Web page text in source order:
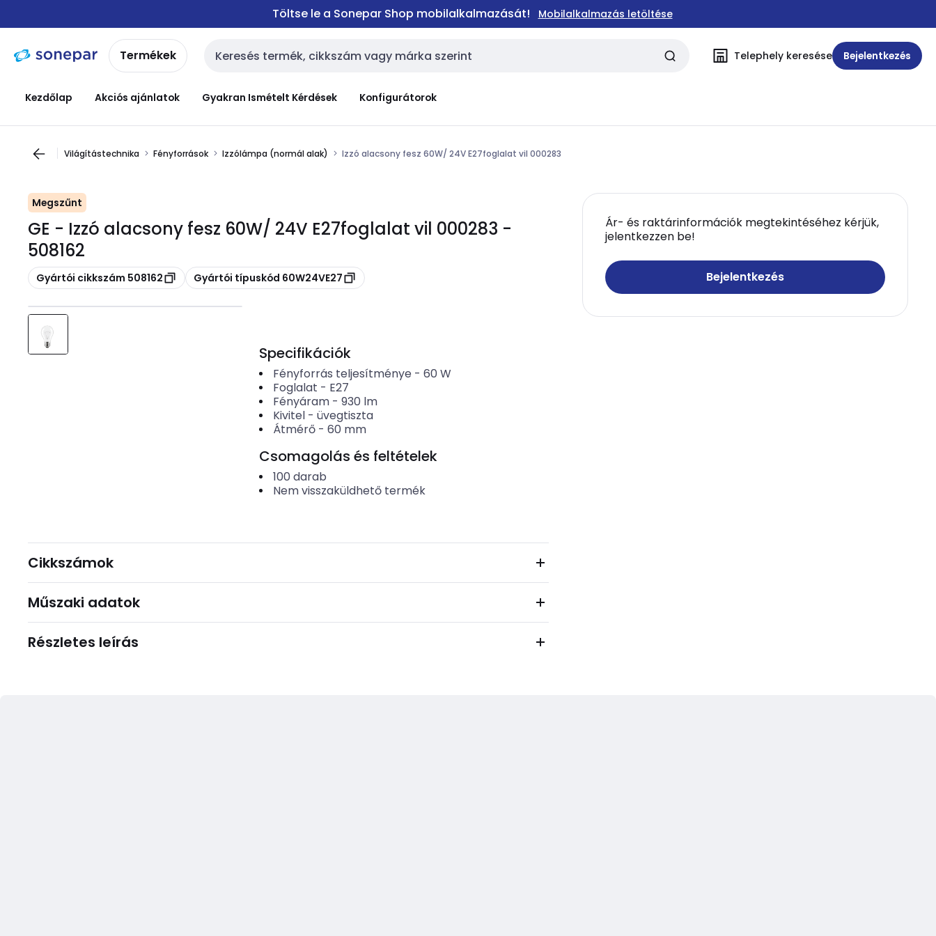
navigációhoztartalomra
Töltse le a Sonepar Shop mobilalkalmazását! Mobilalkalmazás letöltése
Termékek Keresési bemenet Telephely keresése Bejelentkezés
Kezdőlap Akciós ajánlatok Gyakran Ismételt Kérdések Konfigurátorok
Világítástechnika Fényforrások Izzólámpa (normál alak) Izzó alacsony fesz 60W/ 24V E27foglalat vil 000283
Megszűnt
GE - Izzó alacsony fesz 60W/ 24V E27foglalat vil 000283 -
508162
Másolás
Gyártói cikkszám 508162 Másolás
Gyártói típuskód 60W24VE27
Ár- és raktárinformációk megtekintéséhez kérjük,
jelentkezzen be!
Bejelentkezés
Specifikációk
Fényforrás teljesítménye - 60 W
Foglalat - E27
Fényáram- 930 lm
Kivitel- üvegtiszta
Átmérő- 60 mm
Csomagolás és feltételek
100 darab
Nem visszaküldhető termék
Cikkszámok
Műszaki adatok
Részletes leírás